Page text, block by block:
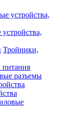
Тройники,
питания
разъемы